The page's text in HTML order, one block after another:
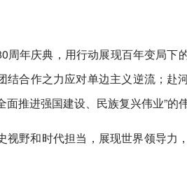
年庆典，用行动展现百年变局下
合作之力应对单边主义逆流；赴
面推进强国建设、民族复兴伟业”
野和时代担当，展现世界领导力